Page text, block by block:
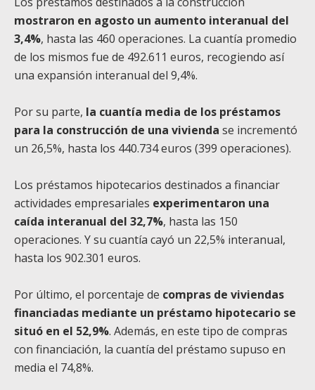
mostraron en agosto un aumento interanual del
3,4%, hasta las 460 operaciones. La cuantía promedio
de los mismos fue de 492.611 euros, recogiendo así
una expansión interanual del 9,4%.
Por su parte, la cuantía media de los préstamos
para la construcción de una vivienda se incrementó
un 26,5%, hasta los 440.734 euros (399 operaciones).
Los préstamos hipotecarios destinados a financiar
actividades empresariales experimentaron una
caída interanual del 32,7%, hasta las 150
operaciones. Y su cuantía cayó un 22,5% interanual,
hasta los 902.301 euros.
Por último, el porcentaje de compras de viviendas
financiadas mediante un préstamo hipotecario se
situó en el 52,9%. Además, en este tipo de compras
con financiación, la cuantía del préstamo supuso en
media el 74,8%.